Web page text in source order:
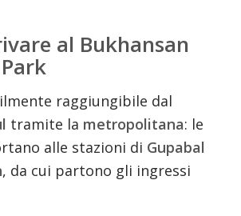
al Bukhansan
raggiungibile dal
tramite la metropolitana: le
alle stazioni di Gupabal
, da cui partono gli ingressi